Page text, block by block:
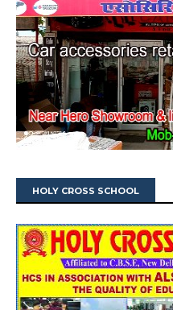
HOLY CROSS SCHOOL